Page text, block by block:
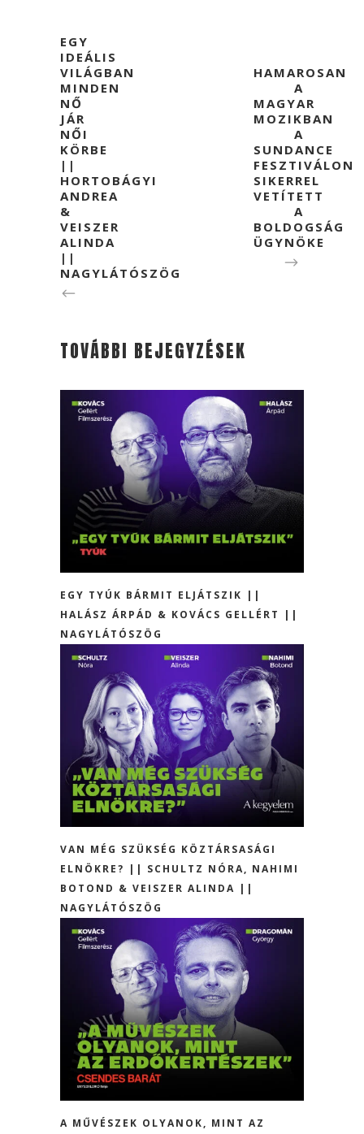
EGY
IDEÁLIS
VILÁGBAN
MINDEN
NŐ
JÁR
NŐI
KÖRBE
||
HORTOBÁGYI
ANDREA
&
VEISZER
ALINDA
||
NAGYLÁTÓSZÖG
HAMAROSAN
A
MAGYAR
MOZIKBAN
A
SUNDANCE
FESZTIVÁLON
SIKERREL
VETÍTETT
A
BOLDOGSÁG
ÜGYNÖKE
TOVÁBBI BEJEGYZÉSEK
EGY TYÚK BÁRMIT ELJÁTSZIK ||
HALÁSZ ÁRPÁD & KOVÁCS GELLÉRT ||
NAGYLÁTÓSZÖG
VAN MÉG SZÜKSÉG KÖZTÁRSASÁGI
ELNÖKRE? || SCHULTZ NÓRA, NAHIMI
BOTOND & VEISZER ALINDA ||
NAGYLÁTÓSZÖG
A MŰVÉSZEK OLYANOK, MINT AZ